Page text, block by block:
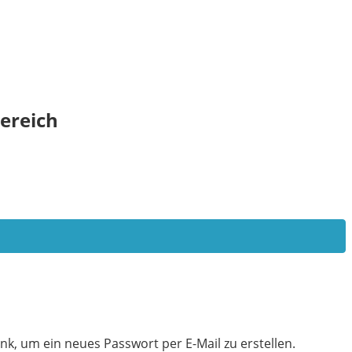
um ein neues Passwort per E-Mail zu erstellen.